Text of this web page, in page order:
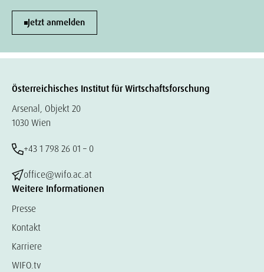
Jetzt anmelden
Österreichisches Institut für Wirtschaftsforschung
Arsenal, Objekt 20
1030 Wien
+43 1 798 26 01 – 0
office@wifo.ac.at
Weitere Informationen
Presse
Kontakt
Karriere
WIFO.tv